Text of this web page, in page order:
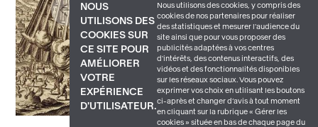
NOUS
UTILISONS DES
COOKIES SUR
CE SITE POUR
AMÉLIORER
VOTRE
EXPÉRIENCE
D'UTILISATEUR.
Nous utilisons des cookies, y compris des
cookies de nos partenaires pour réaliser
des statistiques et mesurer l'audience du
site ainsi que pour vous proposer des
publicités adaptées à vos centres
d'intérêts, des contenus interactifs, des
vidéos et des fonctionnalités disponibles
sur les réseaux sociaux. Vous pouvez
exprimer vos choix en utilisant les boutons
ci-après et changer d’avis à tout moment
en cliquant sur la rubrique « Gérer les
cookies » située en bas de chaque page du